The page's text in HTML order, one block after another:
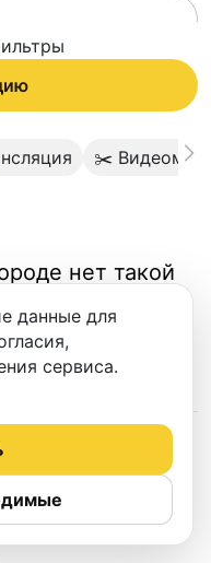
✂️
нет такой
данные для
сервиса.